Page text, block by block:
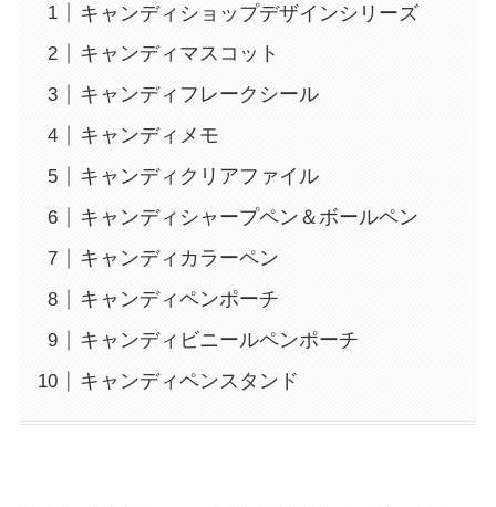
キャンディショップデザインシリーズ
キャンディマスコット
キャンディフレークシール
キャンディメモ
キャンディクリアファイル
キャンディシャープペン＆ボールペン
キャンディカラーペン
キャンディペンポーチ
キャンディビニールペンポーチ
キャンディペンスタンド